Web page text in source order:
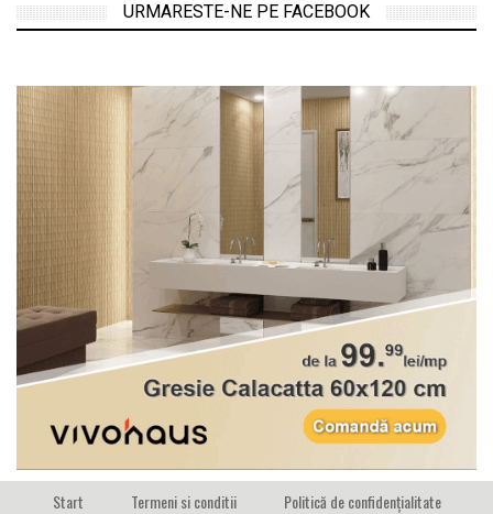
URMARESTE-NE PE FACEBOOK
Start Termeni si conditii
Politică de confidențialitate